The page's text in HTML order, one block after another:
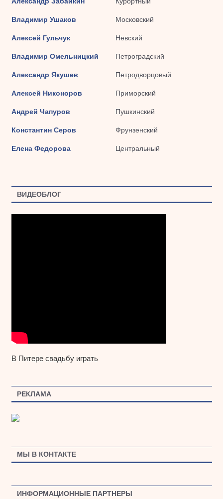
Владимир Ушаков Московский
Алексей Гульчук Невский
Владимир Омельницкий Петроградский
Александр Якушев Петродворцовый
Алексей Никоноров Приморский
Андрей Чапуров Пушкинский
Константин Серов Фрунзенский
Елена Федорова Центральный
ВИДЕОБЛОГ
В Питере свадьбу играть
РЕКЛАМА
МЫ В КОНТАКТЕ
ИНФОРМАЦИОННЫЕ ПАРТНЕРЫ